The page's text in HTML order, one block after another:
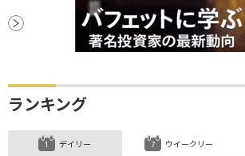
ランキング
デイリー ウイークリー